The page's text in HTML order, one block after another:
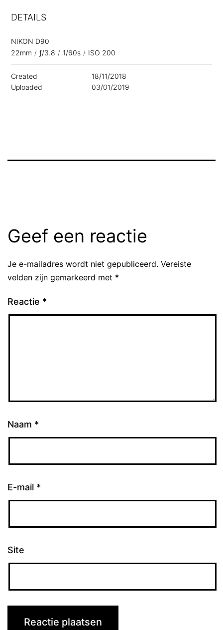
DETAILS
NIKON D90
22mm / ƒ/3.8 / 1/60s / ISO 200
Created
18/11/2018
Uploaded
03/01/2019
Geef een reactie
Je e-mailadres wordt niet gepubliceerd. Vereiste
velden zijn gemarkeerd met *
Reactie *
Naam *
E-mail *
Site